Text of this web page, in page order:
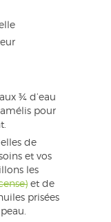
¾ d’eau
pour
de
et vos
les
et de
prisées